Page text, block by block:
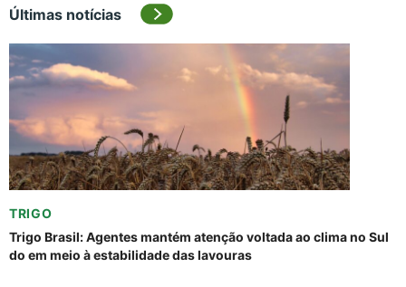
Últimas notícias
TRIGO
Trigo Brasil: Agentes mantém atenção voltada ao clima no Sul
do em meio à estabilidade das lavouras